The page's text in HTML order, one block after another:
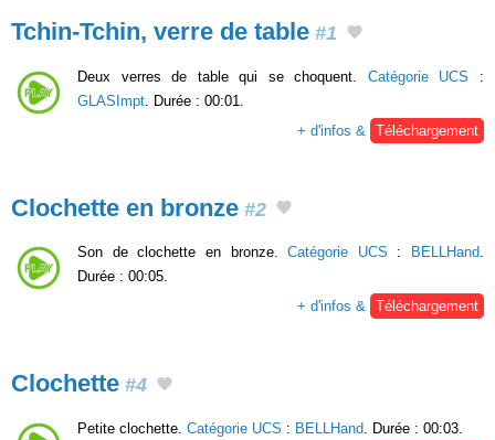
Tchin-Tchin, verre de table #1
Deux verres de table qui se choquent. Catégorie UCS :
GLASImpt . Durée : 00:01.
+ d'infos &
Téléchargement
Clochette en bronze #2
Son de clochette en bronze.Catégorie UCS : BELLHand.
Durée : 00:05.
+ d'infos & Téléchargement
Clochette #4
Petite clochette. Catégorie UCS : BELLHand . Durée : 00:03.